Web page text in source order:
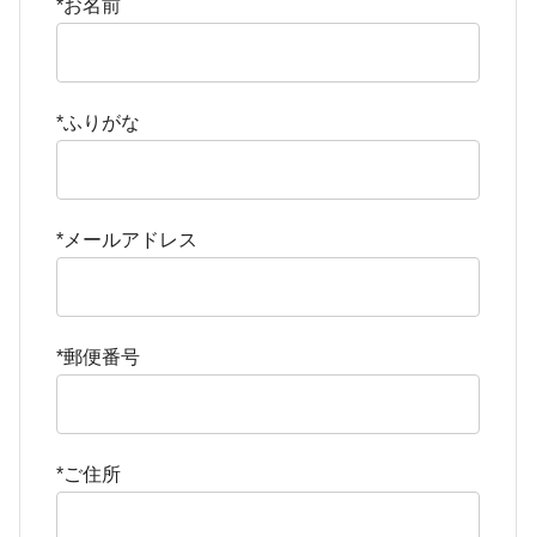
*お名前
*ふりがな
*メールアドレス
*郵便番号
*ご住所